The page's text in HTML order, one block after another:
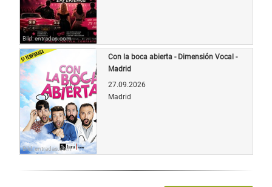
Bild: entradas.com
Bild: entradas.com
Con la boca abierta - Dimensión Vocal -
Madrid
27.09.2026
Madrid